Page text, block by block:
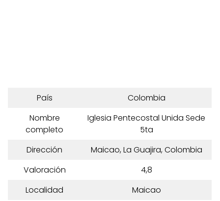
País
Colombia
Nombre
completo
Iglesia Pentecostal Unida Sede
5ta
Dirección
Maicao, La Guajira, Colombia
Valoración
4,8
Localidad
Maicao